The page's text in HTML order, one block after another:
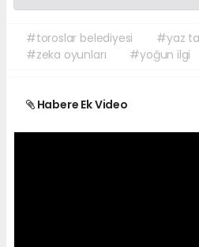
#toroslar belediyesi #yaz
#zeka oyunları
#yoğun ilgi
Habere Ek Video